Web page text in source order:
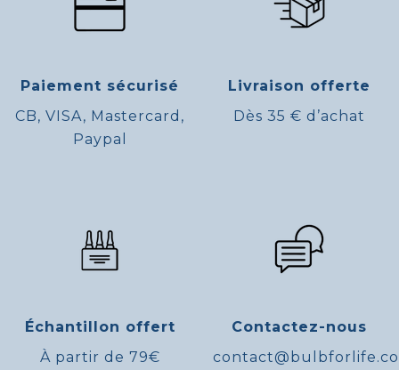
Paiement sécurisé
CB, VISA, Mastercard,
Paypal
Livraison offerte
Dès 35 € d’achat
Échantillon offert
À partir de 79€
Contactez-nous